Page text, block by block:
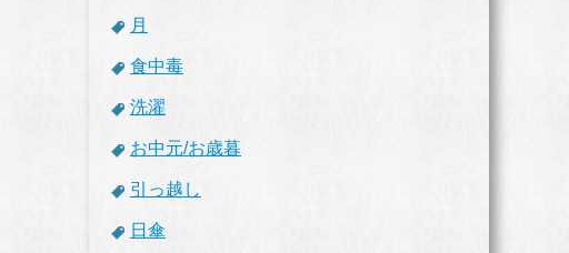
月
食中毒
洗濯
お中元/お歳暮
引っ越し
日傘